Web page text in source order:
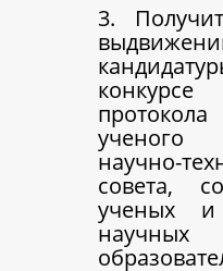
3.
научно-
совета,
ученых и
научных